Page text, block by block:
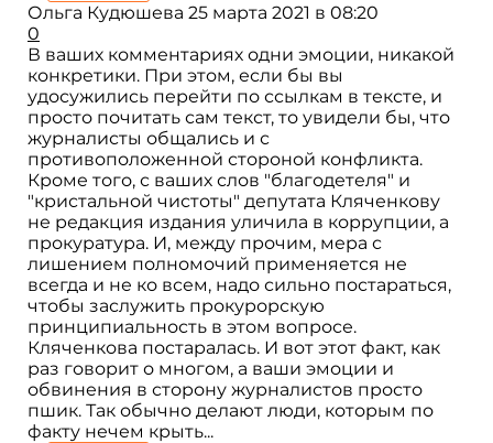
Ольга Кудюшева 25 марта 2021 в 08:20
0
В ваших комментариях одни эмоции, никакой
конкретики. При этом, если бы вы
удосужились перейти по ссылкам в тексте, и
просто почитать сам текст, то увидели бы, что
журналисты общались и с
противоположенной стороной конфликта.
Кроме того, с ваших слов "благодетеля" и
"кристальной чистоты" депутата Кляченкову
не редакция издания уличила в коррупции, а
прокуратура. И, между прочим, мера с
лишением полномочий применяется не
всегда и не ко всем, надо сильно постараться,
чтобы заслужить прокурорскую
принципиальность в этом вопросе.
Кляченкова постаралась. И вот этот факт, как
раз говорит о многом, а ваши эмоции и
обвинения в сторону журналистов просто
пшик. Так обычно делают люди, которым по
факту нечем крыть...